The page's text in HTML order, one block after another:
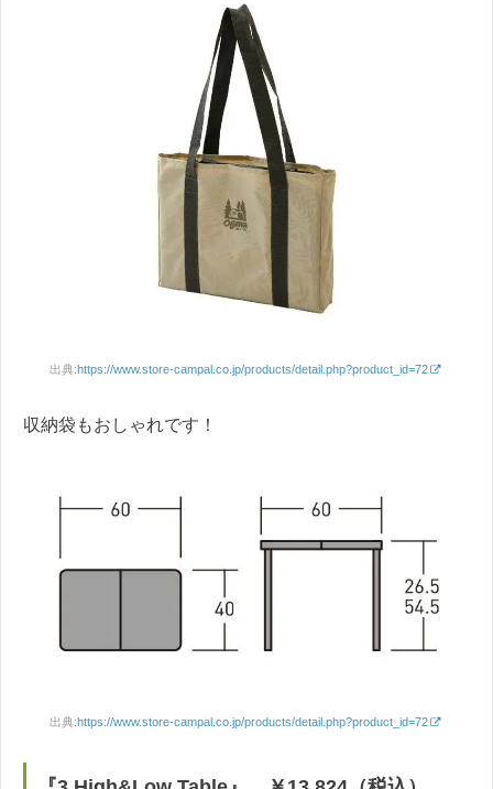
出典:https://www.store-campal.co.jp/products/detail.php?product_id=72
収納袋もおしゃれです！
出典:https://www.store-campal.co.jp/products/detail.php?product_id=72